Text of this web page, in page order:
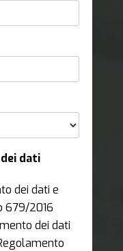
dati
dei dati e
679/2016
dei dati